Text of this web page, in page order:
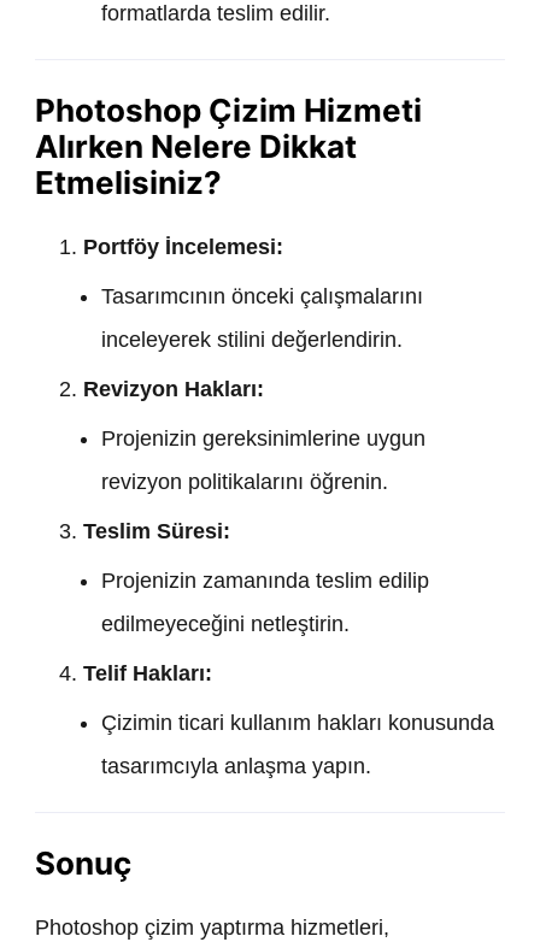
formatlarda teslim edilir.
Photoshop Çizim Hizmeti
Alırken Nelere Dikkat
Etmelisiniz?
Portföy İncelemesi:
Tasarımcının önceki çalışmalarını
inceleyerek stilini değerlendirin.
Revizyon Hakları:
Projenizin gereksinimlerine uygun
revizyon politikalarını öğrenin.
Teslim Süresi:
Projenizin zamanında teslim edilip
edilmeyeceğini netleştirin.
Telif Hakları:
Çizimin ticari kullanım hakları konusunda
tasarımcıyla anlaşma yapın.
Sonuç
Photoshop çizim yaptırma hizmetleri,